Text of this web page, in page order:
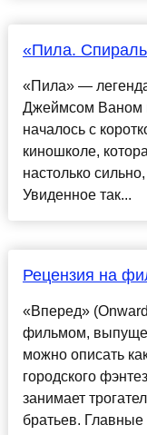
«Пила.
«Пила» —
Джеймсом Ваном
началось с
киношколе,
настолько
Увиденное так...
Рецензия на
«Вперед»
фильмом,
можно описать
городского
занимает
братьев. Главные